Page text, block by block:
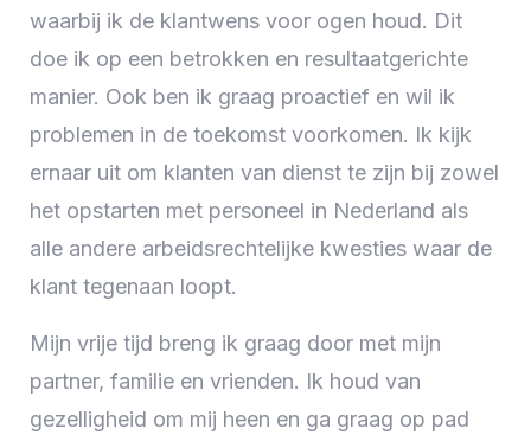
waarbij ik de klantwens voor ogen houd. Dit
doe ik op een betrokken en resultaatgerichte
manier. Ook ben ik graag proactief en wil ik
problemen in de toekomst voorkomen. Ik kijk
ernaar uit om klanten van dienst te zijn bij zowel
het opstarten met personeel in Nederland als
alle andere arbeidsrechtelijke kwesties waar de
klant tegenaan loopt.
Mijn vrije tijd breng ik graag door met mijn
partner, familie en vrienden. Ik houd van
gezelligheid om mij heen en ga graag op pad